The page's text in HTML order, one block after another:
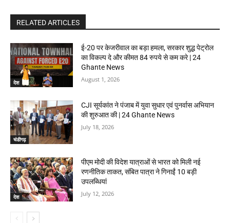
RELATED ARTICLES
देश
ई-20 पर केजरीवाल का बड़ा हमला, सरकार शुद्ध पेट्रोल
का विकल्प दे और कीमत 84 रुपये से कम करे | 24
Ghante News
August 1, 2026
चंडीगढ़
CJI सूर्यकांत ने पंजाब में युवा सुधार एवं पुनर्वास अभियान
की शुरुआत की | 24 Ghante News
July 18, 2026
देश
पीएम मोदी की विदेश यात्राओं से भारत को मिली नई
रणनीतिक ताकत, संबित पात्रा ने गिनाईं 10 बड़ी
उपलब्धियां
July 12, 2026